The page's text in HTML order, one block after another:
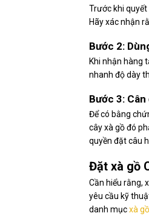
Trước khi
Hãy xác nhận
Bước 2:
Khi nhận hàng
nhanh độ dày
Bước 3:
Để có bằng
cây xà gồ đó
quyền đặt câu
Đặt xà gồ
Cần hiểu rằng,
yêu cầu kỹ
danh mụcxà